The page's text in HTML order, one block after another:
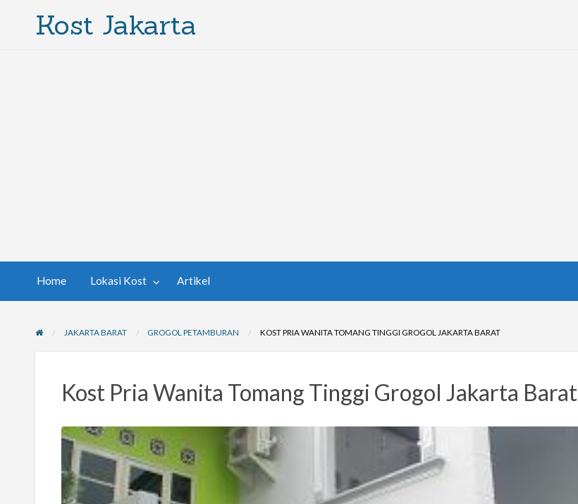
Kost Jakarta
Home Lokasi Kost Artikel
JAKARTA BARAT GROGOL PETAMBURAN KOST PRIA WANITA TOMANG TINGGI GROGOL JAKARTA BARAT
Kost Pria Wanita Tomang Tinggi Grogol Jakarta Barat